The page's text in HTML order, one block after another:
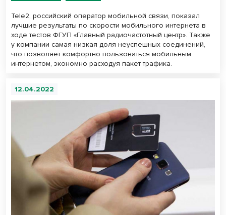
Tele2, российский оператор мобильной связи, показал
лучшие результаты по скорости мобильного интернета в
ходе тестов ФГУП «Главный радиочастотный центр». Также
у компании самая низкая доля неуспешных соединений,
что позволяет комфортно пользоваться мобильным
интернетом, экономно расходуя пакет трафика.
12.04.2022